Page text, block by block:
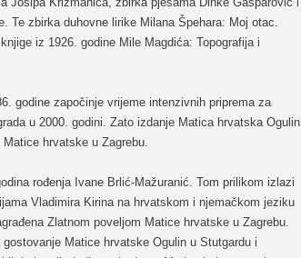
Te zbirka duhovne lirike Milana Špehara: Moj otac.
iz 1926. godine Mile Magdića: Topografija i
godine započinje vrijeme intenzivnih priprema za
u 2000. godini. Zato izdanje Matica hrvatska Ogulin
hrvatske u Zagrebu.
rođenja Ivane Brlić-Mažuranić. Tom prilikom izlazi
Vladimira Kirina na hrvatskom i njemačkom jeziku
Zlatnom poveljom Matice hrvatske u Zagrebu.
Matice hrvatske Ogulin u Stutgardu i